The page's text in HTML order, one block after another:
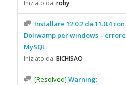
Iniziato da: roby
Installare 12.0.2 da 11.0.4 con
Doliwamp per windows – errore
MySQL
Iniziato da: BICHISAO
[Resolved] Warning: